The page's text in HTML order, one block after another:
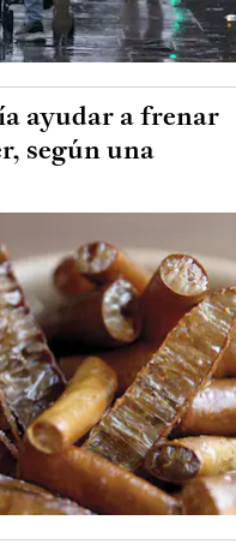
ayudar a frenar
según una